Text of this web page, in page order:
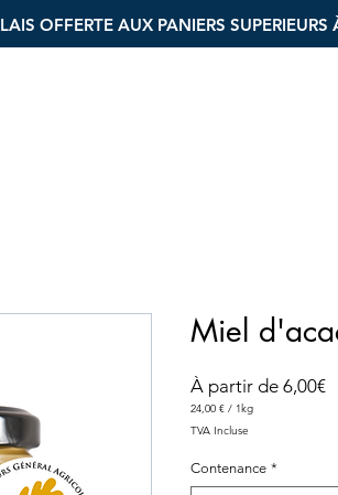
OFFERTE AUX PANIERS SUPERIEURS
Miel
À partir de 6,00€
24,00 € / 1kg
pour
Kilogramme
TVA Incluse
Contenance *